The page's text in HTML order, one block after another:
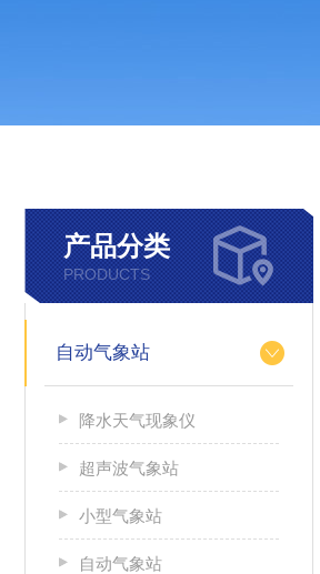
产品分类
PRODUCTS
自动气象站
降水天气现象仪
超声波气象站
小型气象站
自动气象站